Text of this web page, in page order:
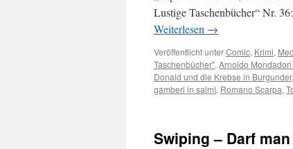
Lustige Taschenbücher“ Nr.
Weiterlesen →
Veröffentlicht unterComic, Krimi,
Taschenbücher", Arnoldo
Donald und die Krebse in Burgunder,
gamberi in salmì, Romano Scarpa,
Swiping – Darf